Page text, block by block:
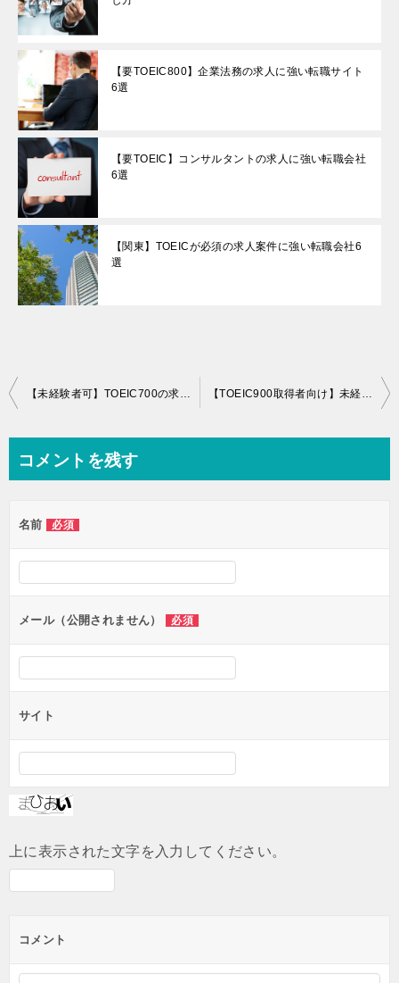
【要TOEIC800】企業法務の求人に強い転職サイト
6選
【要TOEIC】コンサルタントの求人に強い転職会社
6選
【関東】TOEICが必須の求人案件に強い転職会社6
選
投
ビ
ー
シ
ン
【未経験者可】TOEIC700の求人に強い転職サイト6選 【TOEIC900取得者向け】未経験者可求人情報の探し方
コメントを残す
名前 必須
メール（公開されません） 必須
サイト
上に表示された文字を入力してください。
コメント